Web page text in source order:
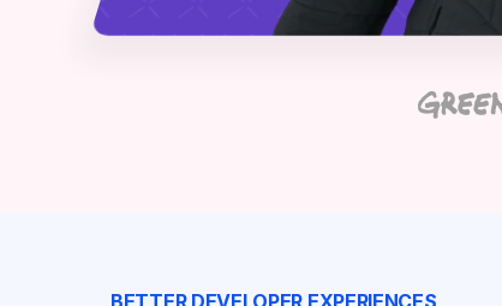
BETTER DEVELOPER EXPERIENCES